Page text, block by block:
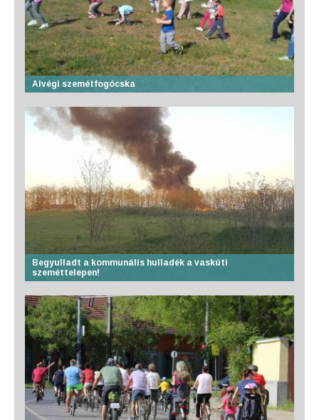
Alvégi szemétfogócska
Begyulladt a kommunális hulladék a vaskúti
szeméttelepen!